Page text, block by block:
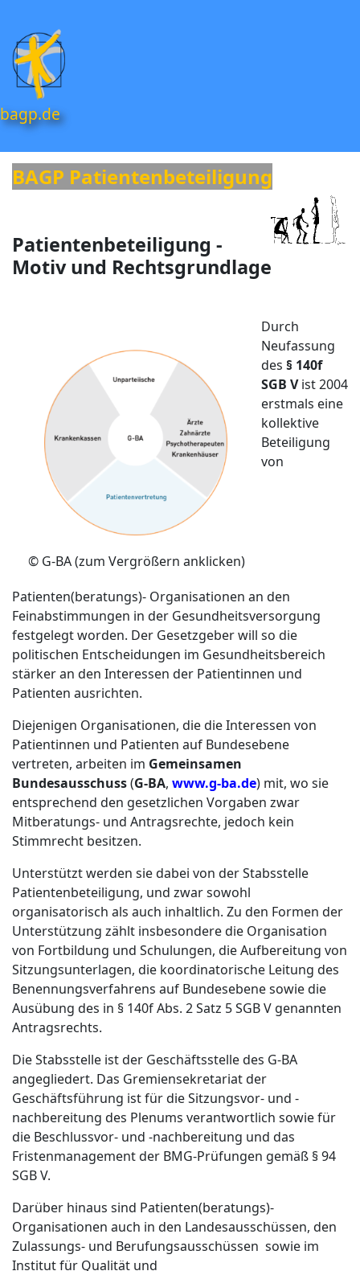
bagp.de
BAGP Patientenbeteiligung
Patientenbeteiligung -
Motiv und Rechtsgrundlage
© G-BA (zum Vergrößern anklicken)
Durch
Neufassung
des § 140f
SGB Vist 2004
erstmals eine
kollektive
Beteiligung
von
Patienten(beratungs)- Organisationen an den
Feinabstimmungen in der Gesundheitsversorgung
festgelegt worden. Der Gesetzgeber will so die
politischen Entscheidungen im Gesundheitsbereich
stärker an den Interessen der Patientinnen und
Patienten ausrichten.
Diejenigen Organisationen, die die Interessen von
Patientinnen und Patienten auf Bundesebene
vertreten, arbeiten im Gemeinsamen
Bundesausschuss(G-BA, www.g-ba.de) mit, wo sie
entsprechend den gesetzlichen Vorgaben zwar
Mitberatungs- und Antragsrechte, jedoch kein
Stimmrecht besitzen.
Unterstützt werden sie dabei von der Stabsstelle
Patientenbeteiligung, und zwar sowohl
organisatorisch als auch inhaltlich. Zu den Formen der
Unterstützung zählt insbesondere die Organisation
von Fortbildung und Schulungen, die Aufbereitung von
Sitzungsunterlagen, die koordinatorische Leitung des
Benennungsverfahrens auf Bundesebene sowie die
Ausübung des in § 140f Abs. 2 Satz 5 SGB V genannten
Antragsrechts.
Die Stabsstelle ist der Geschäftsstelle des G-BA
angegliedert. Das Gremiensekretariat der
Geschäftsführung ist für die Sitzungsvor- und -
nachbereitung des Plenums verantwortlich sowie für
die Beschlussvor- und -nachbereitung und das
Fristenmanagement der BMG-Prüfungen gemäß § 94
SGB V.
Darüber hinaus sind Patienten(beratungs)-
Organisationen auch in den Landesausschüssen, den
Zulassungs- und Berufungsausschüssen sowie im
Institut für Qualität und